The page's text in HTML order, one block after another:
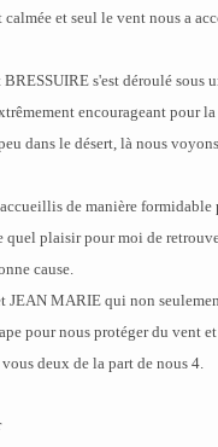
et seul le vent nous a
s'est déroulé sous
encourageant pour
dans le désert, là nous
de manière
quel plaisir pour moi de
cause.
MARIE qui non
pour nous protéger du vent
deux de la part de nous 4.